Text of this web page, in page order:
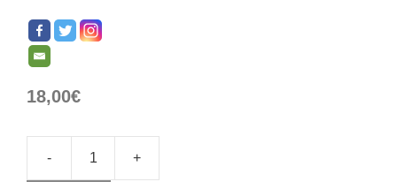
18,00€
- +